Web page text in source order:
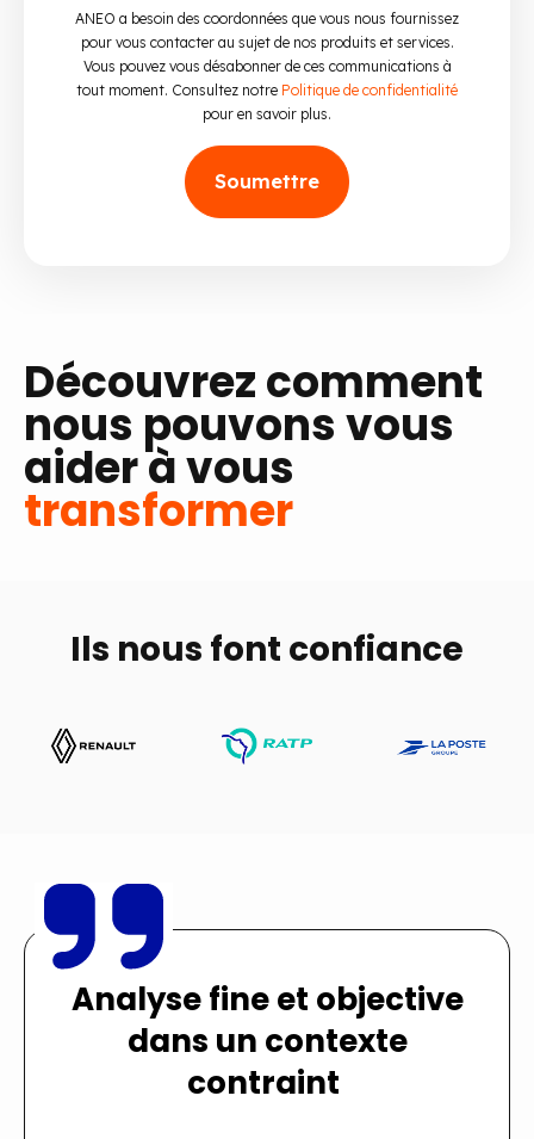
ANEO a besoin des coordonnées que vous nous fournissez
pour vous contacter au sujet de nos produits et services.
Vous pouvez vous désabonner de ces communications à
tout moment. Consultez notre Politique de confidentialité
pour en savoir plus.
Découvrez comment
nous pouvons vous
aider à vous
transformer
Ils nous font confiance
Analyse fine et objective
dans un contexte
contraint